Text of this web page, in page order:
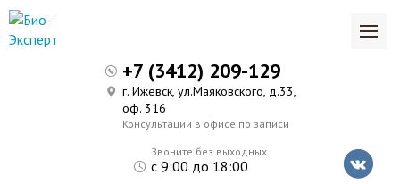
Звоните без выходных
с 9:00 до 18:00
+7 (3412) 209-129
г. Ижевск, ул.Маяковского, д.33,
оф. 316
Консультации в офисе по записи